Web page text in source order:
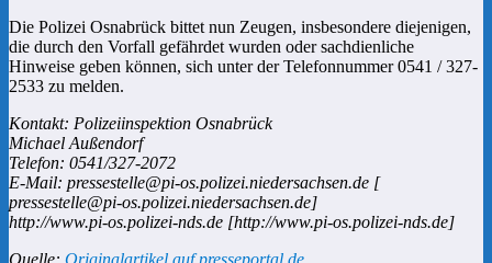
Die Polizei Osnabrück bittet nun Zeugen, insbesondere diejenigen,
die durch den Vorfall gefährdet wurden oder sachdienliche
Hinweise geben können, sich unter der Telefonnummer 0541 / 327-
2533 zu melden.
Kontakt: Polizeiinspektion Osnabrück
Michael Außendorf
Telefon: 0541/327-2072
E-Mail: pressestelle@pi-os.polizei.niedersachsen.de [
pressestelle@pi-os.polizei.niedersachsen.de]
http://www.pi-os.polizei-nds.de [http://www.pi-os.polizei-nds.de]
Quelle: Originalartikel auf presseportal.de